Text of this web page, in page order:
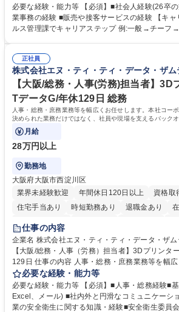
ブランド商品の事務業務をお任せいたします。 【具体的な業務内容】 ■店
舗からの発注受付/PC入力業務 ■受電対応(社内/
録 ■日々の売上抽出・報告 ■提携企業への書類送
必要な経験・能力等 【必須】■社会人経験(26卒
業事務の経験 ■販売や接客サービスの経験 【キャリアステップ】 (1)セー
ルス管理課でキャリアステップ 例:一般→チーフ
や個別面談を通してご自身のキャリアと向き合っ
もバックアップしていきます。 学歴・資格 学歴：大学院 大学 高専 短大
専修学校 高校 語学力： 資格：
正社員
株式会社エヌ・ティ・ティ・データ・ザ
【大阪/総務・人事(労務)担当者】3D
TデータG/年休129日 総務
人事・総務・庶務業務等を幅広くお任せします。本社コー
決められた業務だけではなく、社員や現場を支えるバック
て柔軟に対応いただくことを期待します。
月給
28万円以上
勤務地
大阪府大阪市西淀川区
業界未経験歓迎
年間休日120日以上 資格取
住宅手当あり
時短勤務あり 退職金あり
完全週休2日制
仕事の内容
企業名 株式会社エヌ・ティ・ティ・データ・ザムテク
【大阪/総務・人事（労務）担当者】3Dプリンタ
129日 仕事の内容 人事・総務・庶務業務等を幅広くお任せします。本社コ
ーポレート部門と連携しながら、決められた業務
場を支えるバックオフィス担当として状況に応じ
とを期待します。 【詳細】■入退社手続き、社員情報管理■入社時オリエ
ンテーションの実施■勤怠・各種申請内容の確認■
必要な経験・能力等
必要な経験・能力等 【必須】■人事・総務経験■
Excel、メール) ■社内外と円滑なコミュニケーシ
業の安全衛生に関する知識・経験■安全衛生委員会の運営